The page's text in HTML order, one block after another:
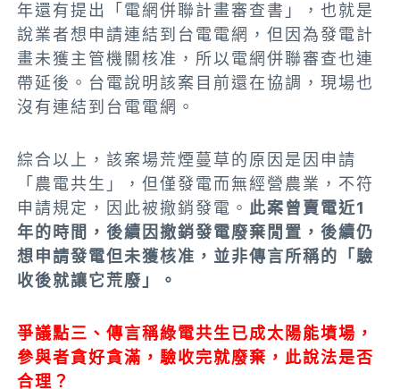
年還有提出「電網併聯計畫審查書」
，也就是
說業者想申請連結到台電電網，但因為發電計
畫未獲主管機關核准，所以電網併聯審查也連
帶延後。台電說明該案目前還在協調，現場也
沒有連結到台電電網。
綜合以上，該案場荒煙蔓草的原因是因申請
「農電共生」，但僅發電而無經營農業，不符
申請規定，因此被撤銷發電。 此案曾賣電近1
年的時間，後續因撤銷發電廢棄閒置，後續仍
想申請發電但未獲核准，並非傳言所稱的「驗
收後就讓它荒廢」。
爭議點三、傳言稱綠電共生已成太陽能墳場，
參與者貪好貪滿，驗收完就廢棄，此說法是否
合理？